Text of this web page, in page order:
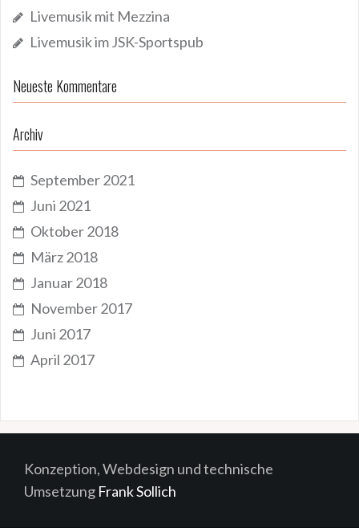
Livemusik mit Mezzina
Livemusik im JSK-Sportspub
Neueste Kommentare
Archiv
September 2021
Juni 2021
Oktober 2018
März 2018
Januar 2018
November 2017
Juni 2017
April 2017
Konzeption, Webdesign und technische
Umsetzung Frank Sollich